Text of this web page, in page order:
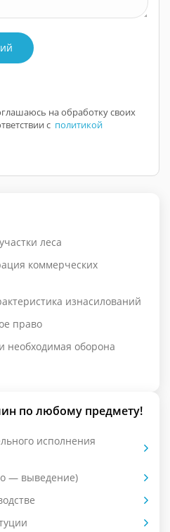
на обработку своих
с политикой
леса
коммерческих
изнасилований
право
необходимая оборона
по любому предмету!
исполнения
— выведение)